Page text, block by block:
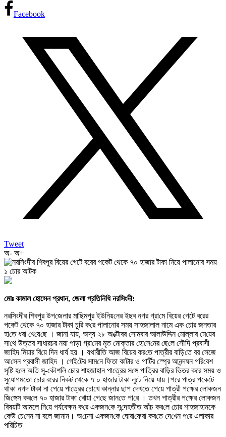
Facebook
Tweet
অ- অ+
মোঃ কামাল হোসেন প্রধান, জেলা প্রতিনিধি নরসিংদী:
নরসিংদীর শিবপুর উপ‌জেলার মা‌ছিমপুর ইউনিয়‌নের ইছব নগর গ্রা‌মে বিয়ের গেটে বরের
পকেট থেকে ৭০ হাজার টাকা চু‌রি ক‌রে পালানোর সময় সাহজালাল নামে এক চোর জনতার
হা‌তে ধরা খে‌য়ে‌ছে । জানা যায়, অদ্য ২৮ অ‌ক্টোবর সোমবার আলাউ‌দ্দিন মোল্লার মে‌য়ের
সা‌থে উত্তর সাধারচর নয়া পাড়া গ্রা‌মের মৃত মোক্তার হো‌সে‌নের ছে‌লে সৌ‌দি প্রবাসী
জা‌হিদ মিয়ার বি‌য়ে দিন ধার্য হয় । যথারী‌তি আজ বিয়ের কর‌তে পাত্রীর বা‌ড়ি‌তে বর সেজে
আ‌সেন প্রবাসী জা‌হিদ । গেই‌টের সাম‌নে ফিতা কাটার ও পা‌র্টির স্প্রে আনন্দঘন প‌রি‌বেশ
সৃ‌ষ্টি হ‌লে অ‌তি সু-‌কৌশ‌লি চোর শাহজাহান পা‌ত্রের স‌ঙ্গে পা‌ত্রির বা‌ড়ি‌র ভিতর করে সময় ও
সুযোগমতো চোর বরের নিকট থেকে ৭ ০ হাজার টাকা লু‌টে নিয়ে যায়।প‌রে পাত্র প‌কে‌টে
থাকা নগদ টাকা না পে‌য়ে পা‌ত্রের চো‌খে কান্নার ছাপ দেখ‌তে পে‌য়ে পাত্রী প‌ক্ষের লোকজন
জি‌ঙ্গেস কর‌লে ৭০ হাজার টাকা খোয়া গে‌ছে জান‌তে পা‌রে । তখন পাত্রীর প‌ক্ষের লোকজন
বিষয়‌টি আমলে নি‌য়ে পর্যবেক্ষন ক‌রে একজন‌কে স‌ন্দেহতীত আঁচ কর‌লে চোর শাহজাহানকে
কেউ চে‌নেন না বলে জানান। অ‌চেনা একজন‌কে ঘোরা‌ফেরা ক‌র‌তে দে‌খেন প‌রে এলাকার
প‌রি‌চিত